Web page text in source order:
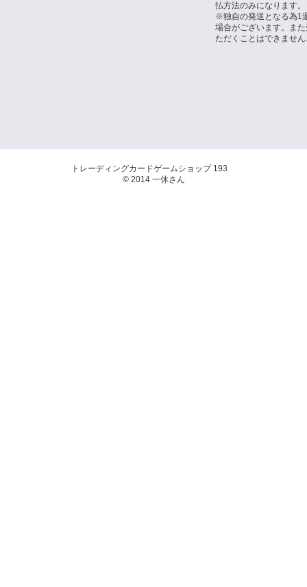
払方法のみになります。
※独自の発送となる為1
場合がございます。ま
ただくことはできませ
トレーディングカードゲームショップ 193
© 2014 一休さん